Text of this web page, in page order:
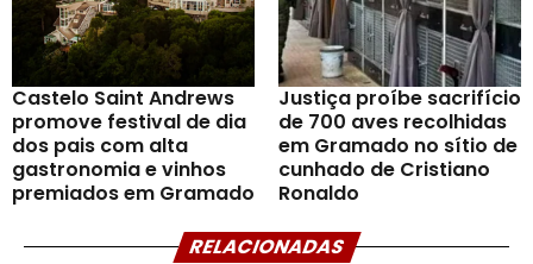
Castelo Saint Andrews
promove festival de dia
dos pais com alta
gastronomia e vinhos
premiados em Gramado
Justiça proíbe sacrifício
de 700 aves recolhidas
em Gramado no sítio de
cunhado de Cristiano
Ronaldo
RELACIONADAS